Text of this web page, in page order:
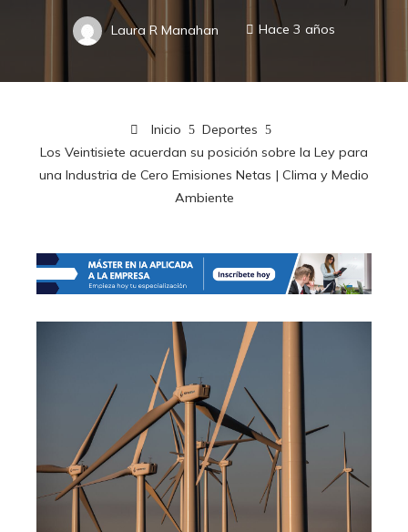
Laura R Manahan Hace 3 años
Inicio
Deportes
Los Veintisiete acuerdan su posición sobre la Ley para
una Industria de Cero Emisiones Netas | Clima y Medio
Ambiente